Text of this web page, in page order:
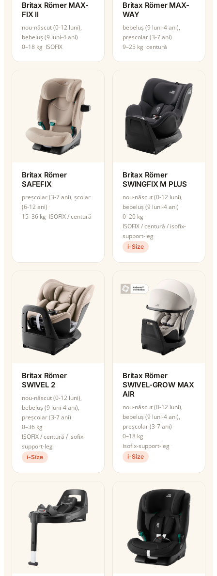
Britax Römer MAX-
FIX II
nou-născut (0-12 luni),
bebeluș (9 luni-4 ani)
0–18 kg ISOFIX
Britax Römer MAX-
WAY
bebeluș (9 luni-4 ani),
preșcolar (3-7 ani)
9–25 kg centură
Britax Römer
SAFEFIX
preșcolar (3-7 ani), școlar
(6-12 ani)
15–36 kg ISOFIX / centură
Britax Römer
SWINGFIX M PLUS
nou-născut (0-12 luni),
bebeluș (9 luni-4 ani)
0–20 kg
ISOFIX / centură / isofix-
support-leg
i-Size
Britax Römer
SWIVEL 2
nou-născut (0-12 luni),
bebeluș (9 luni-4 ani),
preșcolar (3-7 ani)
0–36 kg
ISOFIX / centură / isofix-
support-leg
i-Size
Britax Römer
SWIVEL-GROW MAX
AIR
nou-născut (0-12 luni),
bebeluș (9 luni-4 ani),
preșcolar (3-7 ani)
0–18 kg
isofix-support-leg
i-Size